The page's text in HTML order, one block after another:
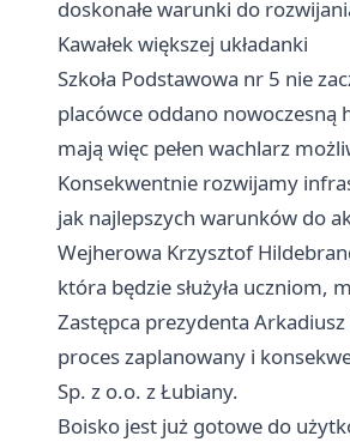
doskonałe warunki do
Kawałek większej układanki
Szkoła Podstawowa nr 5 nie
placówce oddano nowoczesną
mają więc pełen wachlarz
Konsekwentnie rozwijamy
jak najlepszych warunków do
Wejherowa Krzysztof
która będzie służyła
Zastępca prezydenta
proces zaplanowany i
Sp. z o.o. z Łubiany.
Boisko jest już gotowe do